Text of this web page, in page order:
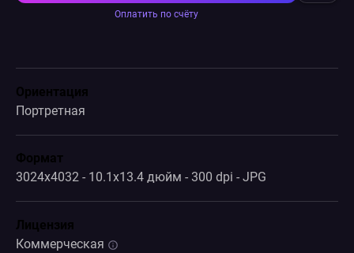
Оплатить по счёту
Ориентация
Портретная
Формат
3024x4032 - 10.1x13.4 дюйм - 300 dpi - JPG
Лицензия
Коммерческая